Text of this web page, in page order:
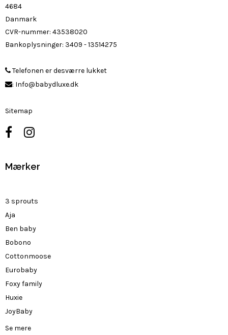
4684
Danmark
CVR-nummer: 43538020
Bankoplysninger: 3409 - 13514275
Telefonen er desværre lukket
: Info@babydluxe.dk
Sitemap
Mærker
3 sprouts
Aja
Ben baby
Bobono
Cottonmoose
Eurobaby
Foxy family
Huxie
JoyBaby
Se mere